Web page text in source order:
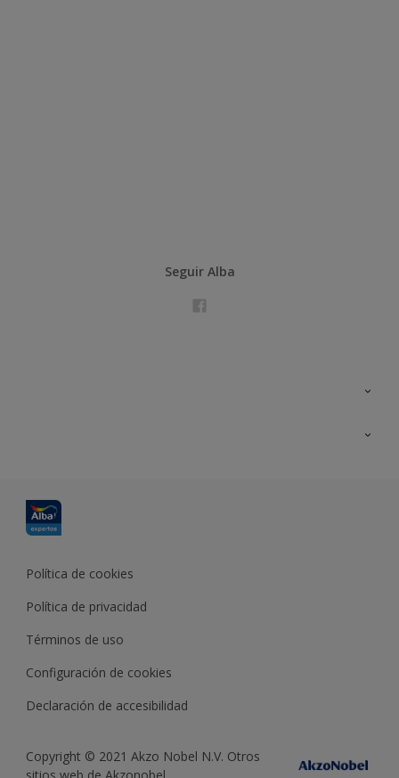
Seguir Alba
Política de cookies
Política de privacidad
Términos de uso
Configuración de cookies
Declaración de accesibilidad
Copyright © 2021 Akzo Nobel N.V. Otros
sitios web de Akzonobel